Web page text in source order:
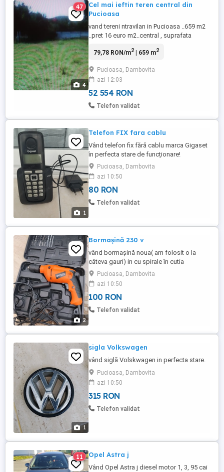
4
47
Cel mai ieftin teren central din
Pucioasa
vand tereni ntravilan in Pucioasa ..659 m2
..pret 16 euro m2..central , suprafata
Pucioasa , se întra pe strada Politiei și se
79,78 RON/m2| 659 m2
Pucioasa, Dambovita
azi 12:03
52 554 RON
Telefon validat
1
Telefon FIX fara cablu
Vând telefon fix fără cablu marca Gigaset
în perfecta stare de funcționare!
Pucioasa, Dambovita
azi 10:50
80 RON
Telefon validat
2
Bormașină 230 v
vând bormașină noua( am folosit o la
câteva gauri) in cu spirale în cutia
originala, cu variator de viteze, stângă -
dreapta.
Pucioasa, Dambovita
azi 10:50
100 RON
Telefon validat
1
sigla Volkswagen
vând siglă Volskwagen in perfecta stare.
Pucioasa, Dambovita
azi 10:50
315 RON
Telefon validat
11 Opel Astra j
Vând Opel Astra j diesel motor 1, 3, 95 cai